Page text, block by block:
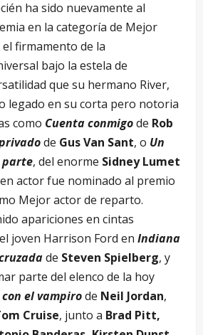
ha sido nuevamente al
en la categoría de Mejor
firmamento de la
bajo la estela de
que su hermano River,
legado en su corta pero notoria
como Cuenta conmigode Rob
de Gus Van Sant, o Un
parte, del enorme Sidney Lumet
actor fue nominado al premio
Mejor actor de reparto.
apariciones en cintas
joven Harrison Ford en Indiana
de Steven Spielberg, y
parte del elenco de la hoy
el vampirode Neil Jordan,
Cruise, junto a Brad Pitt,